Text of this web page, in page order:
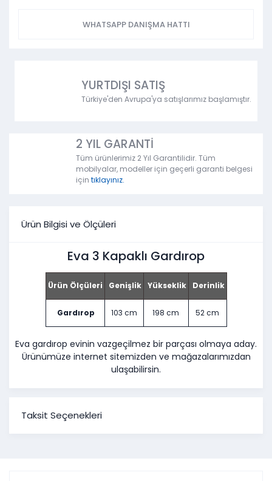
WHATSAPP DANIŞMA HATTI
YURTDIŞI SATIŞ
Türkiye'den Avrupa'ya satışlarımız başlamıştır.
2 YIL GARANTİ
Tüm ürünlerimiz 2 Yıl Garantilidir. Tüm
mobilyalar, modeller için geçerli garanti belgesi
için tıklayınız.
Ürün Bilgisi ve Ölçüleri
Eva 3 Kapaklı Gardırop
Ürün Ölçüleri Genişlik Yükseklik Derinlik
Gardırop 103 cm 198 cm 52 cm
Eva gardırop evinin vazgeçilmez bir parçası olmaya aday.
Ürünümüze internet sitemizden ve mağazalarımızdan
ulaşabilirsin.
Taksit Seçenekleri